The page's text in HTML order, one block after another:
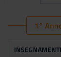
1°
INSEGNAMENTI